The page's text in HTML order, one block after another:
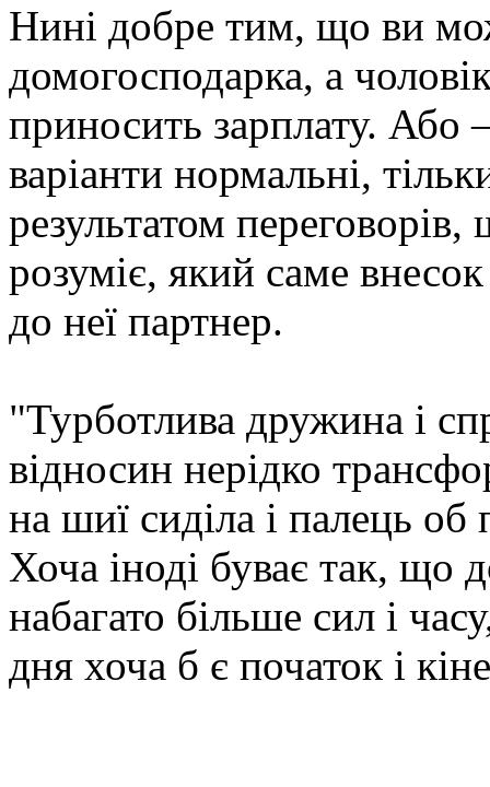
Нині добре тим, що ви
домогосподарка, а
приносить зарплату. Або
варіанти нормальні,
результатом
розуміє, який саме
до неї партнер.
"Турботлива дружина і
відносин нерідко
на шиї сиділа і палець об
Хоча іноді буває так, що
набагато більше сил і
дня хоча б є початок і